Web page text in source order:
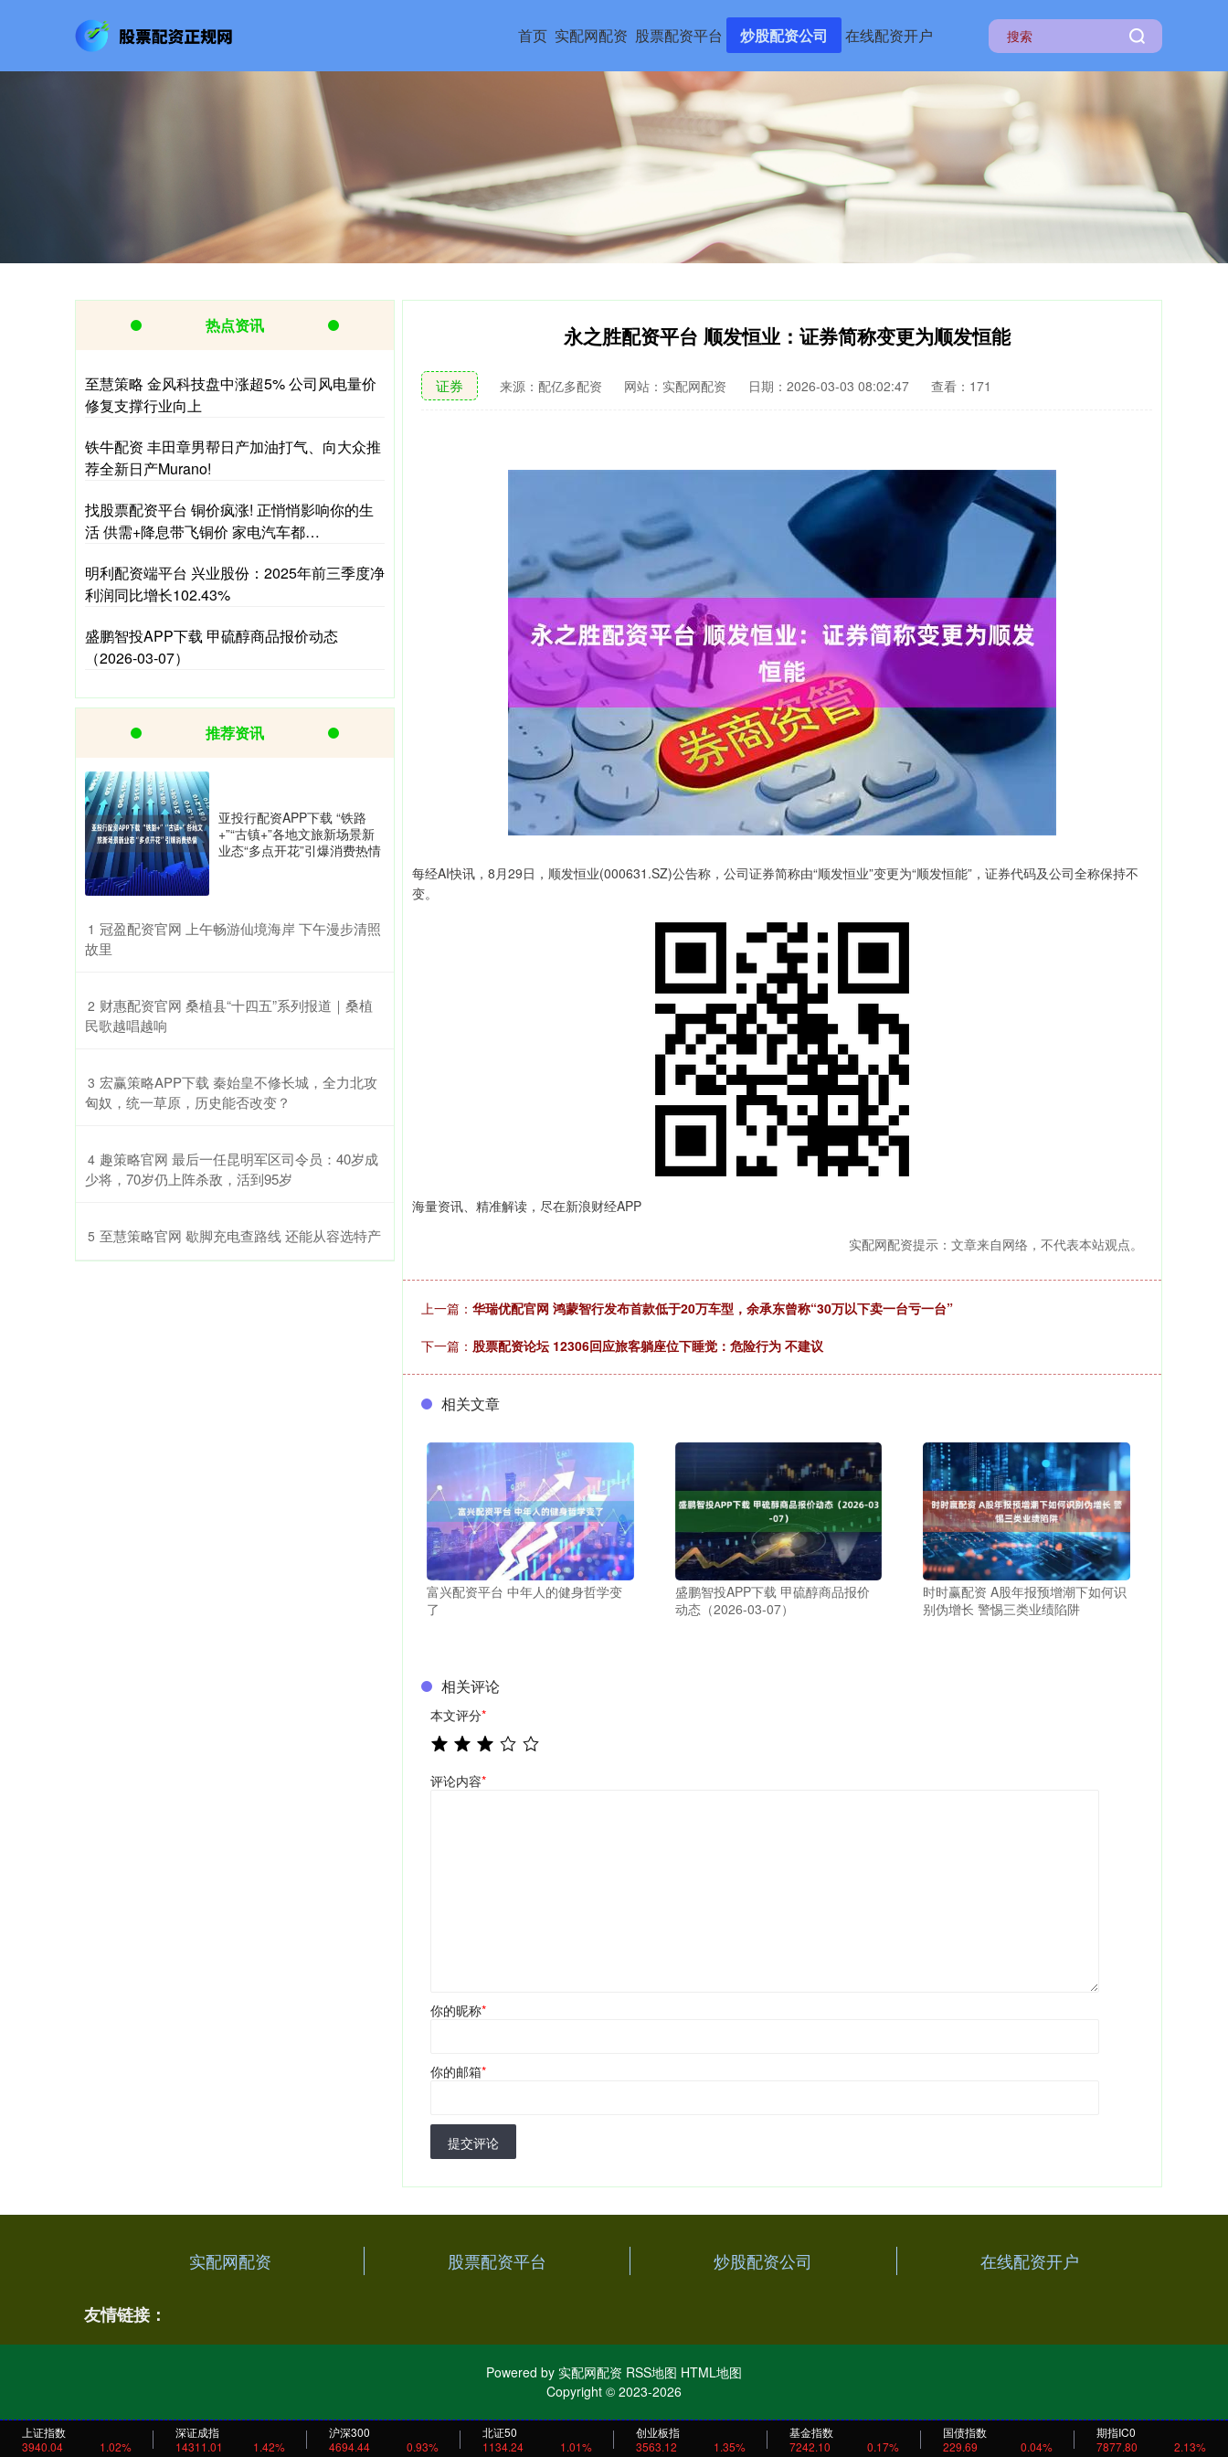
首页 实配网配资 股票配资平台 炒股配资公司 在线配资开户
永之胜配资平台 顺发恒业：证券简称变更为顺发恒能
证券 来源：配亿多配资 网站：实配网配资 日期：2026-03-03 08:02:47 查看：171
每经AI快讯，8月29日，顺发恒业(000631.SZ)公告称，公司证券简称由“顺发恒业”变更为“顺发恒能”，证券代码及公司全称保持不
变。
海量资讯、精准解读，尽在新浪财经APP
实配网配资提示：文章来自网络，不代表本站观点。
上一篇： 华瑞优配官网 鸿蒙智行发布首款低于20万车型，余承东曾称“30万以下卖一台亏一台”
下一篇： 股票配资论坛 12306回应旅客躺座位下睡觉：危险行为 不建议
相关文章
富兴配资平台 中年人的健身哲学变
了
盛鹏智投APP下载 甲硫醇商品报价
动态（2026-03-07）
时时赢配资 A股年报预增潮下如何识
别伪增长 警惕三类业绩陷阱
相关评论
本文评分*
评论内容*
你的昵称*
你的邮箱*
提交评论
热点资讯
至慧策略 金风科技盘中涨超5% 公司风电量价
修复支撑行业向上
铁牛配资 丰田章男帮日产加油打气、向大众推
荐全新日产Murano!
找股票配资平台 铜价疯涨! 正悄悄影响你的生
活 供需+降息带飞铜价 家电汽车都…
明利配资端平台 兴业股份：2025年前三季度净
利润同比增长102.43%
盛鹏智投APP下载 甲硫醇商品报价动态
（2026-03-07）
推荐资讯
亚投行配资APP下载 “铁路
+”“古镇+”各地文旅新场景新
业态“多点开花”引爆消费热情
1 ​冠盈配资官网 上午畅游仙境海岸 下午漫步清照
故里
2 ​财惠配资官网 桑植县“十四五”系列报道｜桑植
民歌越唱越响
3 ​宏赢策略APP下载 秦始皇不修长城，全力北攻
匈奴，统一草原，历史能否改变？
4 ​趣策略官网 最后一任昆明军区司令员：40岁成
少将，70岁仍上阵杀敌，活到95岁
5 ​至慧策略官网 歇脚充电查路线 还能从容选特产
上证指数
3940.04
1.02%
深证成指
14311.01
1.42%
沪深300
4694.44
0.93%
北证50
1134.24
1.01%
创业板指
3563.12
1.35%
基金指数
7242.10
0.17%
国债指数
229.69
0.04%
期指IC0
7877.80
2.13%
实配网配资 股票配资平台 炒股配资公司 在线配资开户
友情链接：
Powered by 实配网配资 RSS地图 HTML地图
Copyright © 2023-2026